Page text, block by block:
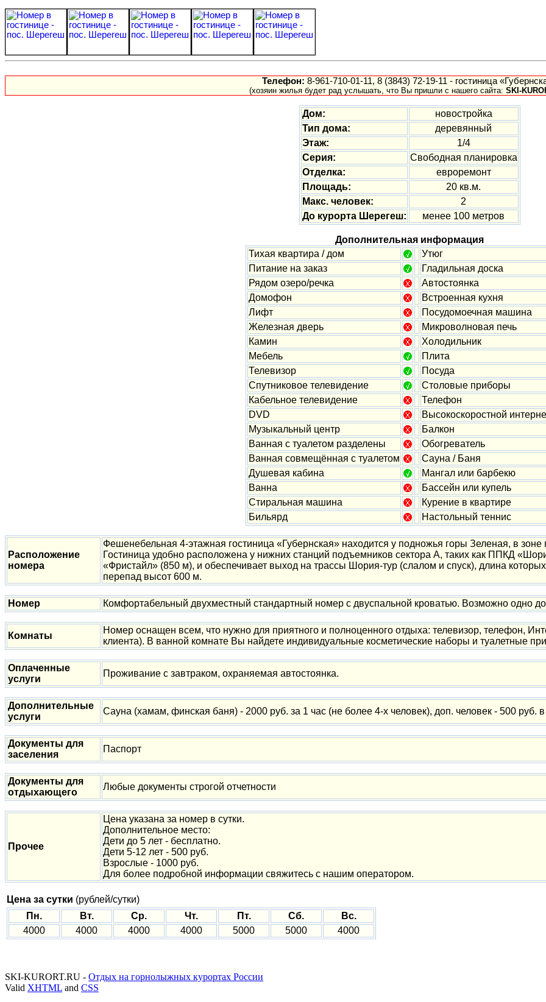
Телефон: 8-961-710-01-11, 8 (3843) 72-19-11 - гостиница
(хозяин жилья будет рад услышать, что Вы пришли с нашего сайта: SKI-
Дом:
новостройка
Тип дома:
деревянный
Этаж:
1/4
Серия:
Свободная планировка
Отделка:
евроремонт
Площадь:
20 кв.м.
Макс. человек:
2
До курорта Шерегеш:
менее 100 метров
Дополнительная информация
Тихая квартира / дом
Утюг
Питание на заказ
Гладильная доска
Рядом озеро/речка
Автостоянка
Домофон
Встроенная кухня
Лифт
Посудомоечная машина
Железная дверь
Микроволновая печь
Камин
Холодильник
Мебель
Плита
Телевизор
Посуда
Спутниковое телевидение
Столовые приборы
Кабельное телевидение
Телефон
DVD
Высокоскоростной
Музыкальный центр
Балкон
Ванная с туалетом разделены
Обогреватель
Ванная совмещённая с туалетом
Сауна / Баня
Душевая кабина
Мангал или барбекю
Ванна
Бассейн или купель
Стиральная машина
Курение в квартире
Бильярд
Настольный теннис
Расположение
номера
Фешенебельная 4-этажная гостиница «Губернская» находится у подножья горы Зеленая, в
Гостиница удобно расположена у нижних станций подъемников сектора А, таких как ППКД
«Фристайл» (850 м), и обеспечивает выход на трассы Шория-тур (слалом и спуск), длина
перепад высот 600 м.
Номер Комфортабельный двухместный стандартный номер с двуспальной кроватью. Возможно одно
Комнаты
Номер оснащен всем, что нужно для приятного и полноценного отдыха: телевизор, телефон,
клиента). В ванной комнате Вы найдете индивидуальные косметические наборы и туалетные
Оплаченные
услуги
Проживание с завтраком, охраняемая автостоянка.
Дополнительные
услуги
Сауна (хамам, финская баня) - 2000 руб. за 1 час (не более 4-х человек), доп. человек - 500 руб. в
Документы для
заселения
Паспорт
Документы для
отдыхающего
Любые документы строгой отчетности
Прочее
Цена указана за номер в сутки.
Дополнительное место:
Дети до 5 лет - бесплатно.
Дети 5-12 лет - 500 руб.
Взрослые - 1000 руб.
Для более подробной информации свяжитесь с нашим оператором.
Цена за сутки (рублей/сутки)
Пн.
Вт. Ср. Чт. Пт. Сб.
Вс.
4000
4000 4000 4000 5000 5000 4000
SKI-KURORT.RU - Отдых на горнолыжных курортах России
Valid XHTML and CSS